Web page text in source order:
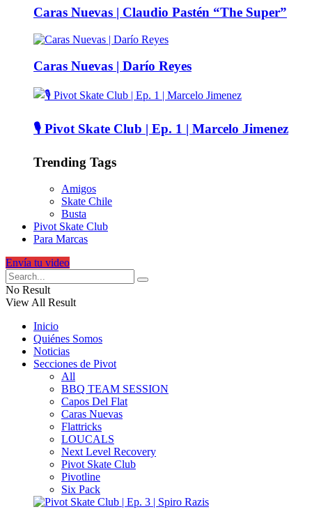
Caras Nuevas | Claudio Pastén “The Super”
Caras Nuevas | Darío Reyes
🎙️ Pivot Skate Club | Ep. 1 | Marcelo Jimenez
Trending Tags
Amigos
Skate Chile
Busta
Pivot Skate Club
Para Marcas
Envía tu video
No Result
View All Result
Inicio
Quiénes Somos
Noticias
Secciones de Pivot
All
BBQ TEAM SESSION
Capos Del Flat
Caras Nuevas
Flattricks
LOUCALS
Next Level Recovery
Pivot Skate Club
Pivotline
Six Pack